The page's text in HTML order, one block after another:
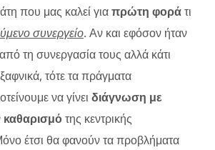
που μας καλεί γιαπρώτη φοράτι
συνεργείο. Αν και εφόσον ήταν
τη συνεργασία τους αλλά κάτι
τότε τα πράγματα
να γίνει διάγνωση με
καθαρισμότης κεντρικής
έτσι θα φανούν τα προβλήματα